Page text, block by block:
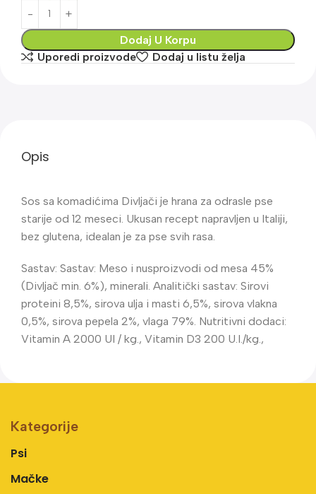
Dodaj U Korpu
Uporedi proizvode
Dodaj u listu želja
Opis
Sos sa komadićima Divljači je hrana za odrasle pse
starije od 12 meseci. Ukusan recept napravljen u Italiji,
bez glutena, idealan je za pse svih rasa.
Sastav: Sastav: Meso i nusproizvodi od mesa 45%
(Divljač min. 6%), minerali. Analitički sastav: Sirovi
proteini 8,5%, sirova ulja i masti 6,5%, sirova vlakna
0,5%, sirova pepela 2%, vlaga 79%. Nutritivni dodaci:
Vitamin A 2000 UI / kg., Vitamin D3 200 U.I./kg.,
Kategorije
Psi
Mačke